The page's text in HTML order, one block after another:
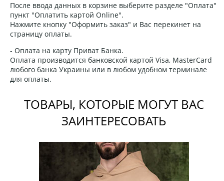
После ввода данных в корзине выберите разделе "Оплата"
пункт "Оплатить картой Online".
Нажмите кнопку "Оформить заказ" и Вас перекинет на
страницу оплаты.
- Оплата на карту Приват Банка.
Оплата производится банковской картой Visa, MasterCard
любого банка Украины или в любом удобном терминале
для оплаты.
ТОВАРЫ, КОТОРЫЕ МОГУТ ВАС
ЗАИНТЕРЕСОВАТЬ